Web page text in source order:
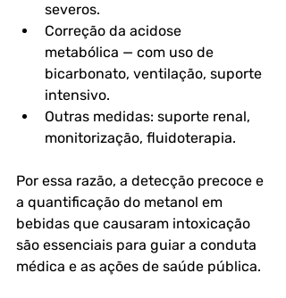
severos.
Correção da acidose
metabólica — com uso de
bicarbonato, ventilação, suporte
intensivo.
Outras medidas: suporte renal,
monitorização, fluidoterapia.
Por essa razão, a detecção precoce e
a quantificação do metanol em
bebidas que causaram intoxicação
são essenciais para guiar a conduta
médica e as ações de saúde pública.